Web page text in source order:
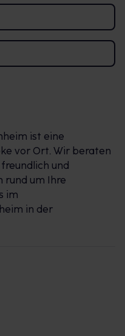
ist eine
vor Ort. Wir beraten
und
rund um Ihre
im
in der